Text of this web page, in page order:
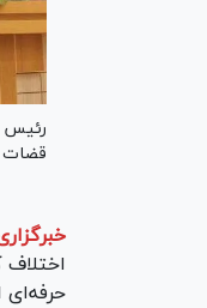
رئیس
قضات
حرفه‌ای